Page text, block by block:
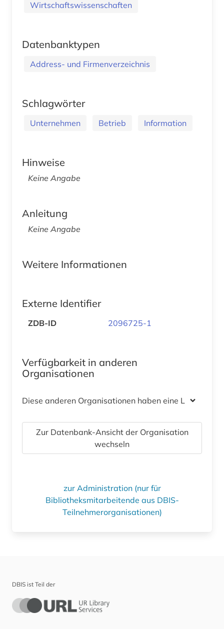
Wirtschaftswissenschaften
Datenbanktypen
Address- und Firmenverzeichnis
Schlagwörter
Unternehmen Betrieb Information
Hinweise
Keine Angabe
Anleitung
Keine Angabe
Weitere Informationen
Externe Identifier
ZDB-ID 2096725-1
Verfügbarkeit in anderen
Organisationen
Diese anderen Organisationen haben eine Lizenz
Zur Datenbank-Ansicht der Organisation
wechseln
zur Administration (nur für
Bibliotheksmitarbeitende aus DBIS-
Teilnehmerorganisationen)
DBIS ist Teil der